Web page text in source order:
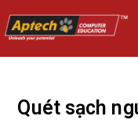
Quét sạch